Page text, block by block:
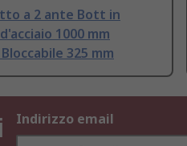
a 2 ante Bott in
1000 mm
325 mm
Indirizzo email